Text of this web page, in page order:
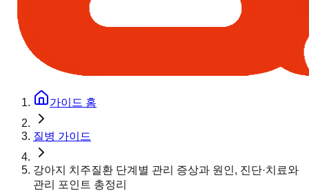
가이드 홈
질병 가이드
강아지 치주질환 단계별 관리 증상과 원인, 진단·치료와
관리 포인트 총정리